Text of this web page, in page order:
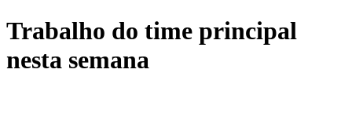
Trabalho do time principal
nesta semana